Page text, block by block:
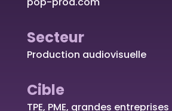
Secteur
Production audiovisuelle
Cible
TPE, PME, grandes entreprises